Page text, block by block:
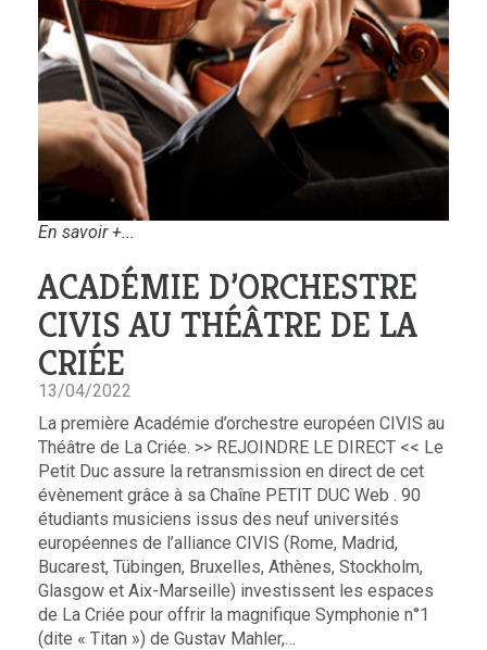
En savoir +...
ACADÉMIE D’ORCHESTRE
CIVIS AU THÉÂTRE DE LA
CRIÉE
13/04/2022
La première Académie d’orchestre européen CIVIS au
Théâtre de La Criée. >> REJOINDRE LE DIRECT << Le
Petit Duc assure la retransmission en direct de cet
évènement grâce à sa Chaîne PETIT DUC Web . 90
étudiants musiciens issus des neuf universités
européennes de l’alliance CIVIS (Rome, Madrid,
Bucarest, Tübingen, Bruxelles, Athènes, Stockholm,
Glasgow et Aix-Marseille) investissent les espaces
de La Criée pour offrir la magnifique Symphonie n°1
(dite « Titan ») de Gustav Mahler,…